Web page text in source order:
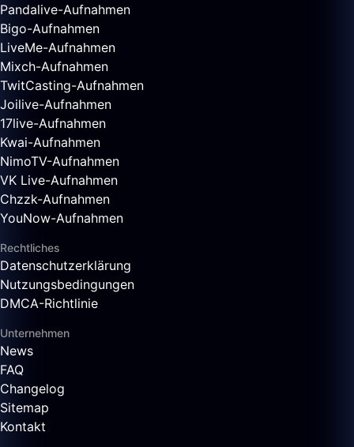
Pandalive-Aufnahmen
Bigo-Aufnahmen
LiveMe-Aufnahmen
Mixch-Aufnahmen
TwitCasting-Aufnahmen
Joilive-Aufnahmen
17live-Aufnahmen
Kwai-Aufnahmen
NimoTV-Aufnahmen
VK Live-Aufnahmen
Chzzk-Aufnahmen
YouNow-Aufnahmen
Rechtliches
Datenschutzerklärung
Nutzungsbedingungen
DMCA-Richtlinie
Unternehmen
News
FAQ
Changelog
Sitemap
Kontakt